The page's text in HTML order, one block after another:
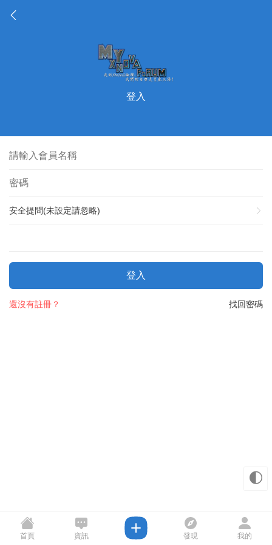
🌓
登入
安全提問(未設定請忽略)
登入
找回密碼
還沒有註冊？
首頁 資訊 發現 我的